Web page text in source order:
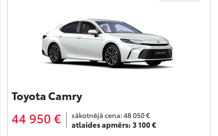
Toyota Camry
44 950 € sākotnējā cena: 48 050 €
atlaides apmērs:3 100 €